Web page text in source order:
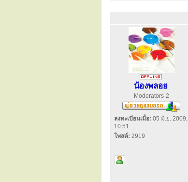
น้องพลอย
Moderators-2
ลงทะเบียนเมื่อ: 05 มิ.ย. 2009,
10:51
โพสต์: 2919